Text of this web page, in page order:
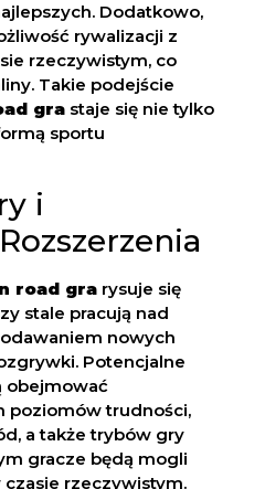
Dodatkowo,
rywalizacji z
rzeczywistym, co
Takie podejście
gra staje się nie tylko
sportu
i
road gra rysuje się
stale pracują nad
nowych
Potencjalne
obejmować
poziomów trudności,
a także trybów gry
gracze będą mogli
rzeczywistym.